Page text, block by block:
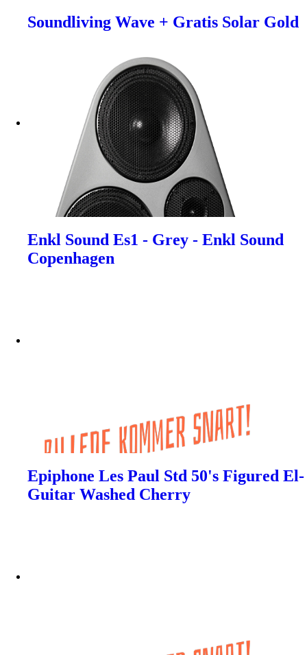
Soundliving Wave + Gratis Solar Gold
Enkl Sound Es1 - Grey - Enkl Sound
Copenhagen
Epiphone Les Paul Std 50's Figured El-
Guitar Washed Cherry